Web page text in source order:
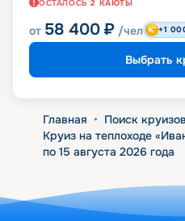
ОСТАЛОСЬ 2 КАЮТЫ
от 58 400 ₽ /чел +1
Выбрать
Главная • Поиск круизов
Круиз на теплоходе
по 15 августа 2026 года